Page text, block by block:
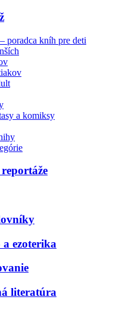
poradca kníh pre deti
a komiksy
a ezoterika
literatúra